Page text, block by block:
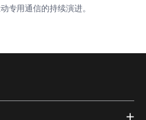
专用通信的持续演进。